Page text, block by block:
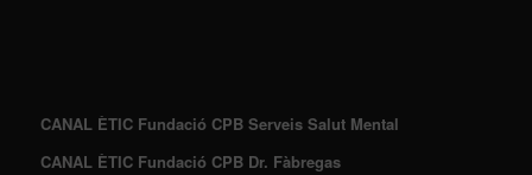
CANAL ÈTIC Fundació CPB Serveis Salut Mental
CANAL ÈTIC Fundació CPB Dr. Fàbregas